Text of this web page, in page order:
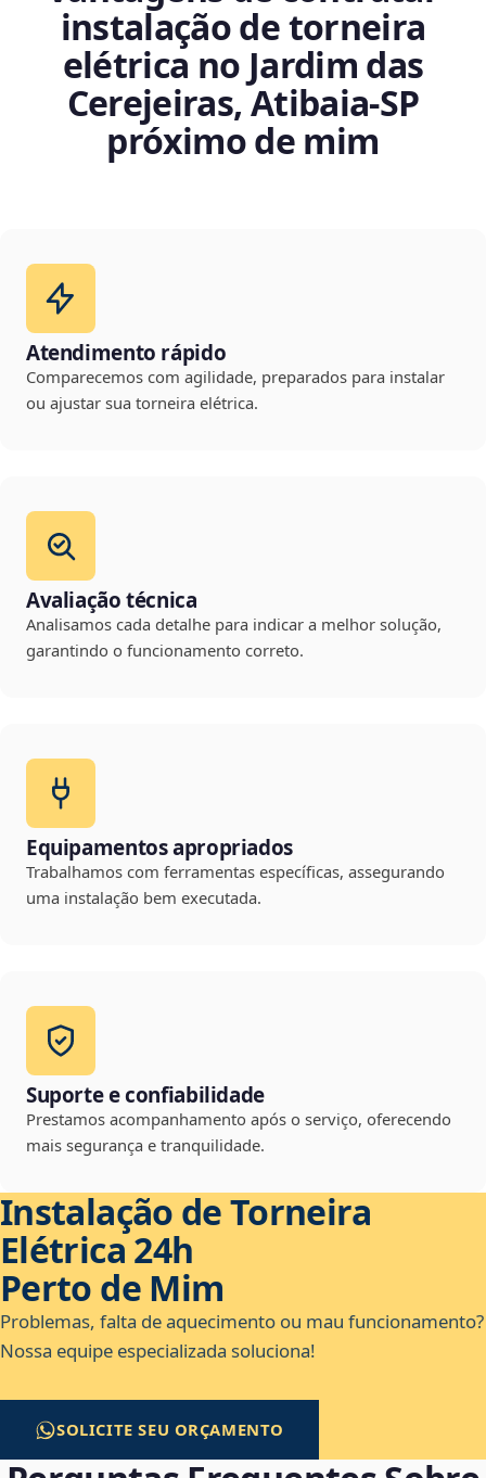
instalação de torneira
elétrica no Jardim das
Cerejeiras, Atibaia‑SP
próximo de mim
Atendimento rápido
Comparecemos com agilidade, preparados para instalar
ou ajustar sua torneira elétrica.
Avaliação técnica
Analisamos cada detalhe para indicar a melhor solução,
garantindo o funcionamento correto.
Equipamentos apropriados
Trabalhamos com ferramentas específicas, assegurando
uma instalação bem executada.
Suporte e confiabilidade
Prestamos acompanhamento após o serviço, oferecendo
mais segurança e tranquilidade.
Instalação de Torneira
Elétrica 24h
Perto de Mim
Problemas, falta de aquecimento ou mau funcionamento?
Nossa equipe especializada soluciona!
SOLICITE SEU ORÇAMENTO